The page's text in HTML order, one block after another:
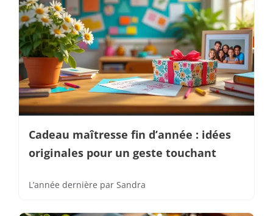
Cadeau maîtresse fin d’année : idées
originales pour un geste touchant
L’année dernière par Sandra